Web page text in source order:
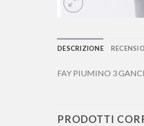
DESCRIZIONE
FAY PIUMINO 3
PRODOTTI